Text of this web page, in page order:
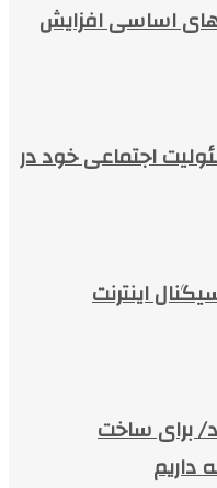
اساسی افزایش
اجتماعی خود در
اینترنت
برای ساخت
داریم